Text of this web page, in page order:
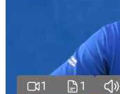
1 1